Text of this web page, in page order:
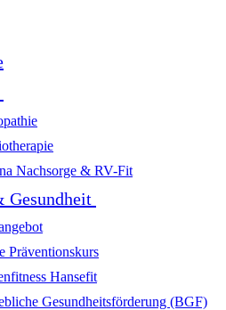
Nachsorge & RV-Fit
Gesundheit
Präventionskurs
Hansefit
Gesundheitsförderung (BGF)